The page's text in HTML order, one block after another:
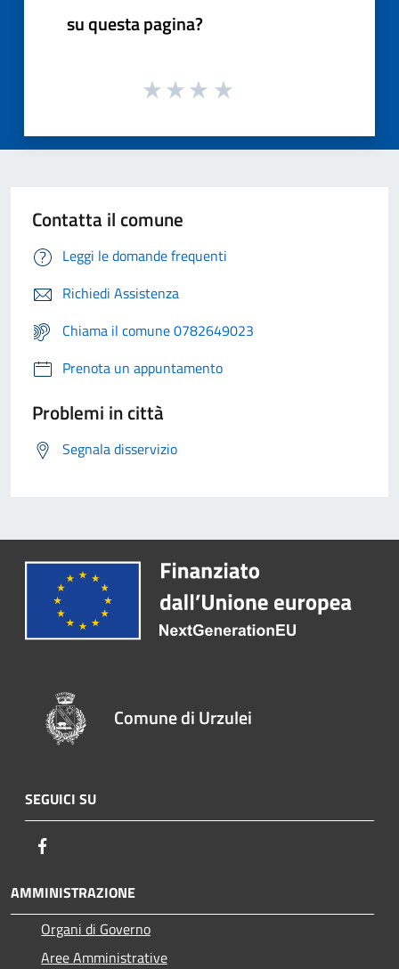
su questa pagina?
Contatta il comune
Leggi le domande frequenti
Richiedi Assistenza
Chiama il comune 0782649023
Prenota un appuntamento
Problemi in città
Segnala disservizio
Comune di Urzulei
SEGUICI SU
AMMINISTRAZIONE
Organi di Governo
Aree Amministrative